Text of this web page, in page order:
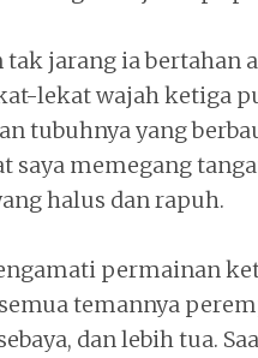
jarang ia bertahan
lekat wajah ketiga
tubuhnya yang
saya memegang
halus dan rapuh.
permainan
temannya
dan lebih tua.